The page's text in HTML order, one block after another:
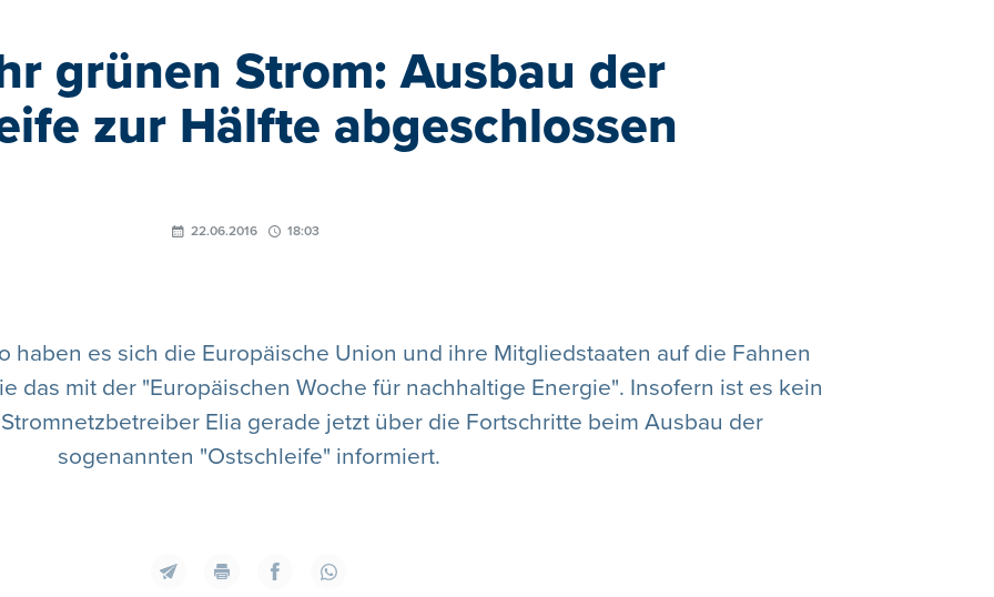
grünen Strom: Ausbau der
zur Hälfte abgeschlossen
22.06.2016 18:03
haben es sich die Europäische Union und ihre Mitgliedstaaten auf die Fahnen
das mit der "Europäischen Woche für nachhaltige Energie". Insofern ist es kein
Elia gerade jetzt über die Fortschritte beim Ausbau der
sogenannten "Ostschleife" informiert.